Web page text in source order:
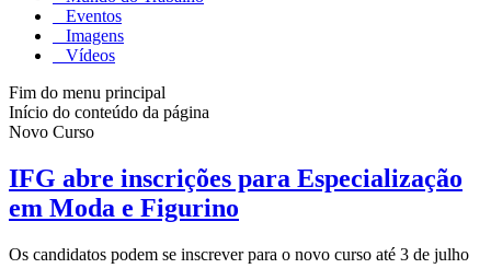
Eventos
Imagens
Vídeos
Fim do menu principal
Início do conteúdo da página
Novo Curso
IFG abre inscrições para Especialização
em Moda e Figurino
Os candidatos podem se inscrever para o novo curso até 3 de julho